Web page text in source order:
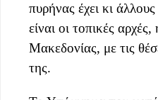
πυρήνας έχει κι
είναι οι τοπικές
Μακεδονίας, με τις
της.